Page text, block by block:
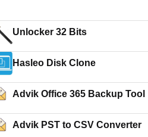
Unlocker 32 Bits
Hasleo Disk Clone
Advik Office 365 Backup Tool
Advik PST to CSV Converter